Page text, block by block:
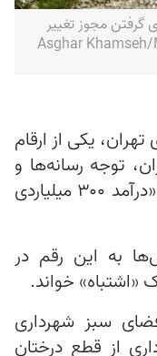
گرفتن مجوز تغییر
یکی از ارقام
توجه رسانه‌ها و
افکار عمومی را به خود جلب کرد: «درآمد ۳۰۰ میلیاردی
به این رقم در
سبز شهرداری
از قطع درختان